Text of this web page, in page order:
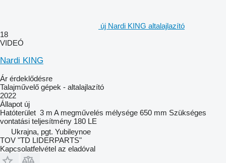
új Nardi KING altalajlazító
18
VIDEÓ
Nardi KING
Ár érdeklődésre
Talajművelő gépek - altalajlazító
2022
Állapot új
Hatóterület 3 m A megművelés mélysége 650 mm Szükséges
vontatási teljesítmény 180 LE
Ukrajna, pgt. Yubileynoe
TOV "TD LIDERPARTS"
Kapcsolatfelvétel az eladóval